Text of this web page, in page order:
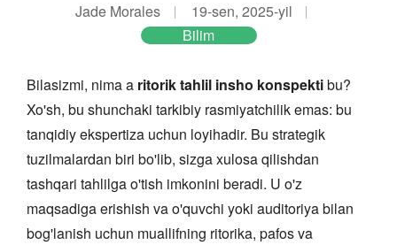
Jade Morales
19-sen, 2025-yil
Bilim
Bilasizmi, nima a ritorik tahlil insho konspektibu?
Xo'sh, bu shunchaki tarkibiy rasmiyatchilik emas: bu
tanqidiy ekspertiza uchun loyihadir. Bu strategik
tuzilmalardan biri bo'lib, sizga xulosa qilishdan
tashqari tahlilga o'tish imkonini beradi. U o'z
maqsadiga erishish va o'quvchi yoki auditoriya bilan
bog'lanish uchun muallifning ritorika, pafos va